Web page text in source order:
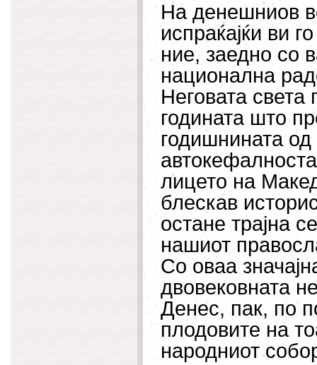
На денешниов
испраќајќи ви
ние, заедно со
национална
Неговата
годината што
годишнината
лицето на
блескав
остане трајна
нашиот
Со оваа
двовековната
Денес, пак, по
плодовите на
народниот